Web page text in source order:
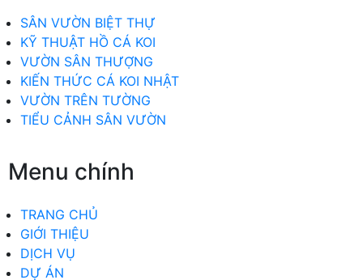
SÂN VƯỜN BIỆT THỰ
KỸ THUẬT HỒ CÁ KOI
VƯỜN SÂN THƯỢNG
KIẾN THỨC CÁ KOI NHẬT
VƯỜN TRÊN TƯỜNG
TIỂU CẢNH SÂN VƯỜN
Menu chính
TRANG CHỦ
GIỚI THIỆU
DỊCH VỤ
DỰ ÁN